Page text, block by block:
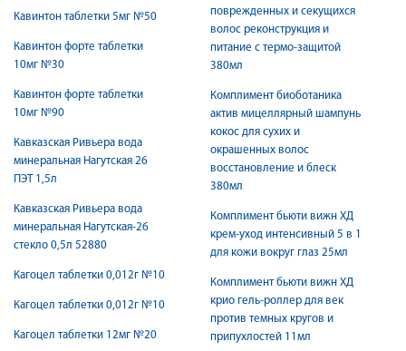
Кавинтон таблетки 5мг №50
Кавинтон форте таблетки
10мг №30
Кавинтон форте таблетки
10мг №90
Кавказская Ривьера вода
минеральная Нагутская 26
ПЭТ 1,5л
Кавказская Ривьера вода
минеральная Нагутская-26
стекло 0,5л 52880
Кагоцел таблетки 0,012г №10
Кагоцел таблетки 0,012г №10
Кагоцел таблетки 12мг №20
поврежденных и секущихся
волос реконструкция и
питание с термо-защитой
380мл
Комплимент биоботаника
актив мицеллярный шампунь
кокос для сухих и
окрашенных волос
восстановление и блеск
380мл
Комплимент бьюти вижн ХД
крем-уход интенсивный 5 в 1
для кожи вокруг глаз 25мл
Комплимент бьюти вижн ХД
крио гель-роллер для век
против темных кругов и
припухлостей 11мл